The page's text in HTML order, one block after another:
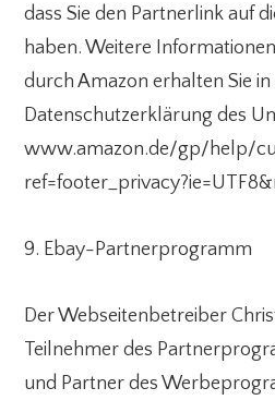
dass Sie den Partnerlink auf
haben. Weitere
durch Amazon erhalten Sie
Datenschutzerklärung des
www.amazon.de/gp/help/
9. Ebay-Partnerprogramm
Der Webseitenbetreiber
Teilnehmer des
und Partner des